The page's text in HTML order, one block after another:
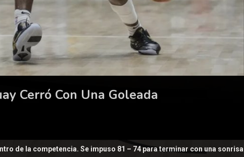
Cerró Con Una Goleada
de la competencia. Se impuso 81 – 74 para terminar con una sonrisa